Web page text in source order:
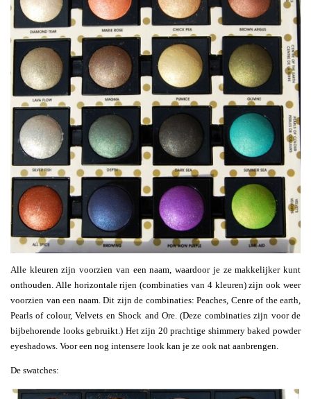
Alle kleuren zijn voorzien van een naam, waardoor je ze makkelijker kunt
onthouden. Alle horizontale rijen (combinaties van 4 kleuren) zijn ook weer
voorzien van een naam. Dit zijn de combinaties: Peaches, Cenre of the earth,
Pearls of colour, Velvets en Shock and Ore. (Deze combinaties zijn voor de
bijbehorende looks gebruikt.) Het zijn 20 prachtige shimmery baked powder
eyeshadows. Voor een nog intensere look kan je ze ook nat aanbrengen.
De swatches: